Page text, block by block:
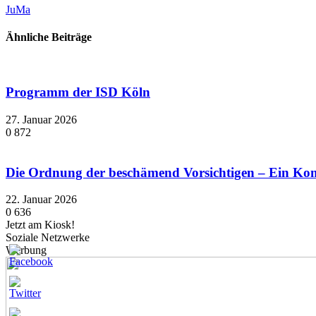
JuMa
Ähnliche Beiträge
Programm der ISD Köln
27. Januar 2026
0 872
Die Ordnung der beschämend Vorsichtigen – Ein
22. Januar 2026
0 636
Jetzt am Kiosk!
Soziale Netzwerke
Werbung